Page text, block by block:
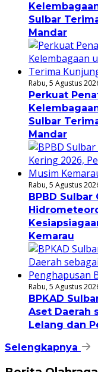
Sulbar
Mandar
Rabu, 5 Agustus
Perkuat
Sulbar
Mandar
Rabu, 5 Agustus
BPBD
Kemarau
Rabu, 5 Agustus
BPKAD
Aset Daerah
Lelang dan
Selengkapnya